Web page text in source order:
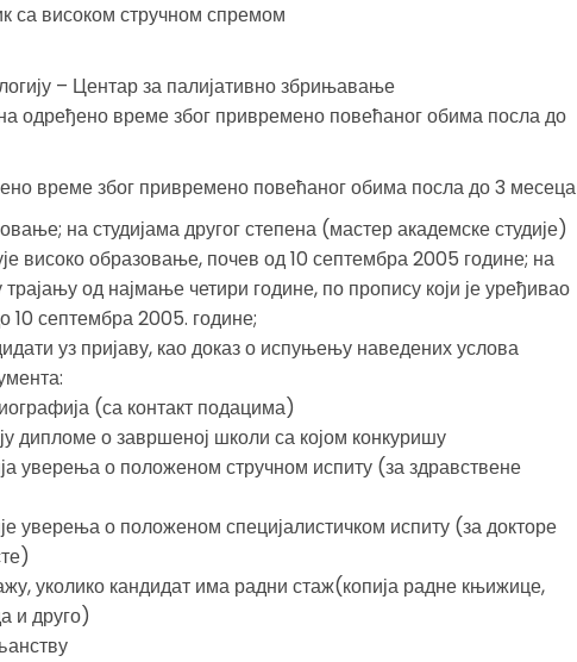
са високом стручном спремом
– Центар за палијативно збрињавање
одређено време због привремено повећаног обима посла до
време због привремено повећаног обима посла до 3 месеца
на студијама другог степена (мастер академске студије)
високо образовање, почев од 10 септембра 2005 године; на
од најмање четири године, по пропису који је уређивао
10 септембра 2005. године;
уз пријаву, као доказ о испуњењу наведених услова
(са контакт подацима)
дипломе о завршеној школи са којом конкуришу
уверења о положеном стручном испиту (за здравствене
уверења о положеном специјалистичком испиту (за докторе
уколико кандидат има радни стаж(копија радне књижице,
и друго)